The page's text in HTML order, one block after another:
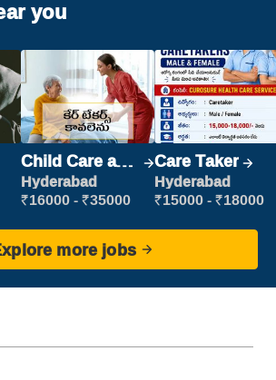
you
Child Care and
Patient care
Hyderabad
₹16000 - ₹35000
Care Taker
Hyderabad
₹15000 - ₹18000
more jobs